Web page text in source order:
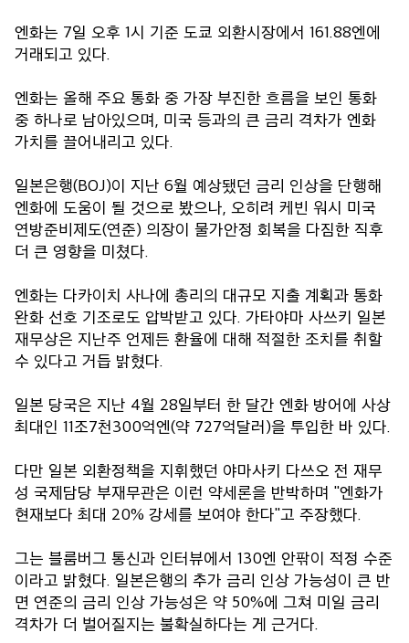
엔화는 7일 오후 1시 기준 도쿄 외환시장에서 161.88엔에
거래되고 있다.
엔화는 올해 주요 통화 중 가장 부진한 흐름을 보인 통화
중 하나로 남아있으며, 미국 등과의 큰 금리 격차가 엔화
가치를 끌어내리고 있다.
일본은행(BOJ)이 지난 6월 예상됐던 금리 인상을 단행해
엔화에 도움이 될 것으로 봤으나, 오히려 케빈 워시 미국
연방준비제도(연준) 의장이 물가안정 회복을 다짐한 직후
더 큰 영향을 미쳤다.
엔화는 다카이치 사나에 총리의 대규모 지출 계획과 통화
완화 선호 기조로도 압박받고 있다. 가타야마 사쓰키 일본
재무상은 지난주 언제든 환율에 대해 적절한 조치를 취할
수 있다고 거듭 밝혔다.
일본 당국은 지난 4월 28일부터 한 달간 엔화 방어에 사상
최대인 11조7천300억엔(약 727억달러)을 투입한 바 있다.
다만 일본 외환정책을 지휘했던 야마사키 다쓰오 전 재무
성 국제담당 부재무관은 이런 약세론을 반박하며 "엔화가
현재보다 최대 20% 강세를 보여야 한다"고 주장했다.
그는 블룸버그 통신과 인터뷰에서 130엔 안팎이 적정 수준
이라고 밝혔다. 일본은행의 추가 금리 인상 가능성이 큰 반
면 연준의 금리 인상 가능성은 약 50%에 그쳐 미일 금리
격차가 더 벌어질지는 불확실하다는 게 근거다.